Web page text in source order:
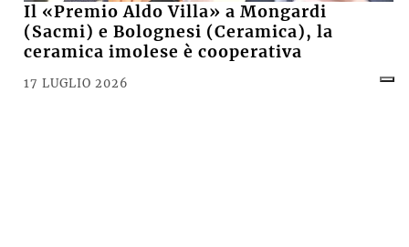
Il «Premio Aldo Villa» a Mongardi
(Sacmi) e Bolognesi (Ceramica), la
ceramica imolese è cooperativa
17 LUGLIO 2026